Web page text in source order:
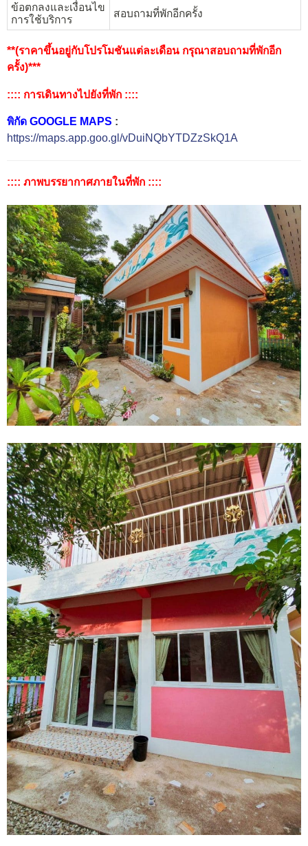
ข้อตกลงและเงื่อนไข
การใช้บริการ
สอบถามที่พักอีกครั้ง
**(ราคาขึ้นอยู่กับโปรโมชันแต่ละเดือน กรุณาสอบถามที่พักอีก
ครั้ง)***
:::: การเดินทางไปยังที่พัก ::::
พิกัด GOOGLE MAPS :
https://maps.app.goo.gl/vDuiNQbYTDZzSkQ1A
:::: ภาพบรรยากาศภายในที่พัก ::::